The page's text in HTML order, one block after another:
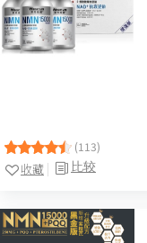
(113)
比较
收藏